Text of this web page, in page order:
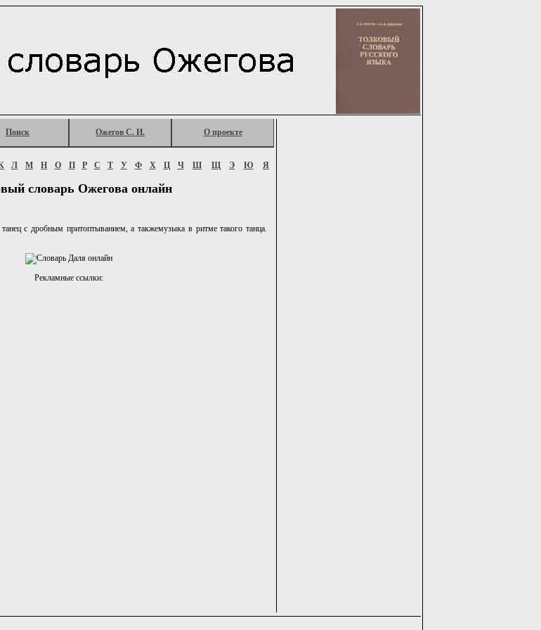
Поиск Ожегов С. И. О проекте
Л М Н О П Р С Т У Ф Х Ц Ч Ш Щ Э Ю Я
словарь Ожегова онлайн
с дробным притоптыванием, а такжемузыка в ритме такого танца.
Рекламные ссылки: